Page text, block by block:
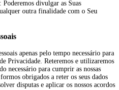
: Poderemos divulgar as Suas
outra finalidade com o Seu
apenas pelo tempo necessário para
Privacidade. Reteremos e utilizaremos
necessário para cumprir as nossas
obrigados a reter os seus dados
disputas e aplicar os nossos acordos